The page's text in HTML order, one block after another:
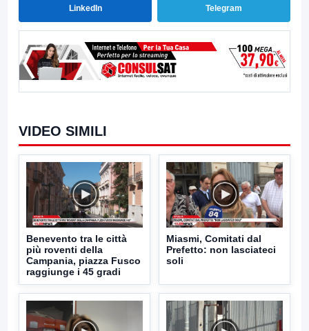
LinkedIn Telegram
VIDEO SIMILI
Benevento tra le città
più roventi della
Campania, piazza Fusco
raggiunge i 45 gradi
Miasmi, Comitati dal
Prefetto: non lasciateci
soli